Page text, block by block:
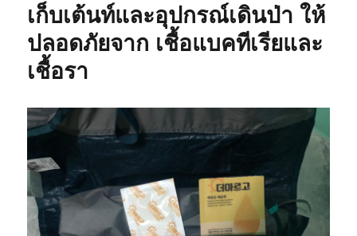
จุลชีพ
ทำไม
ถึง
เรา
ดี
กว่า
คู่
แข่ง
ไง
เก็บเต้นท์และอุปกรณ์เดินป่า ให้
ปลอดภัยจาก เชื้อแบคทีเรียและ
เชื้อรา